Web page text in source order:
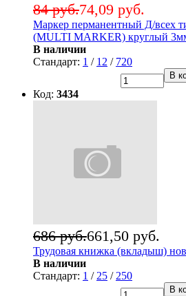
74,09 руб.
84 руб.
Маркер перманентный Д/всех
(MULTI MARKER) круглый
В наличии
Стандарт: 1 / 12 / 720
В
Код: 3434
661,50 руб.
686 руб.
Трудовая книжка (вкладыш)
В наличии
Стандарт: 1 / 25 / 250
В